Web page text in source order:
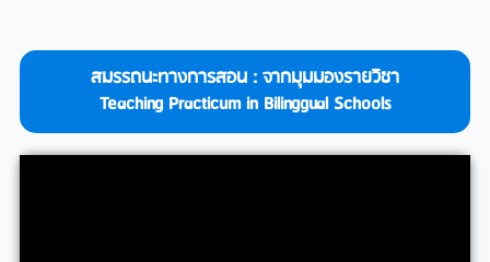
สมรรถนะทางการสอน : จากมุมมองรายวิชา
Teaching Practicum in Bilinggual Schools